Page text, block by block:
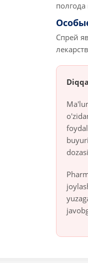
Спрей